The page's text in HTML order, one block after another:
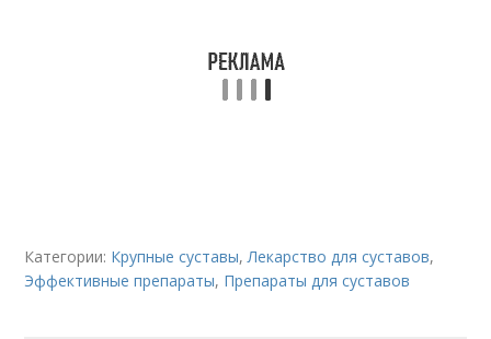
Категории: Крупные суставы,Лекарство для суставов,
Эффективные препараты, Препараты для суставов